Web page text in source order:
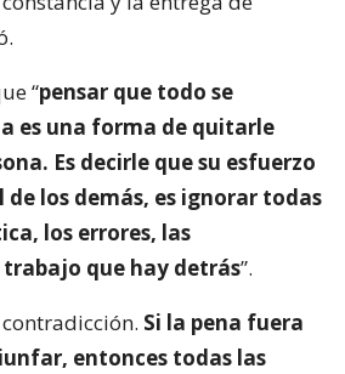
“pensar que todo se
es una forma de quitarle
Es decirle que su esfuerzo
de los demás, es ignorar todas
los errores, las
que hay detrás”.
Si la pena fuera
entonces todas las